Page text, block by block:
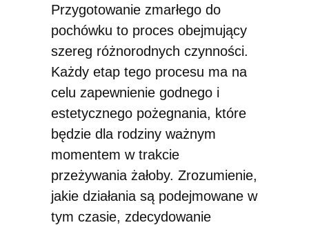
Przygotowanie zmarłego do
pochówku to proces obejmujący
szereg różnorodnych czynności.
Każdy etap tego procesu ma na
celu zapewnienie godnego i
estetycznego pożegnania, które
będzie dla rodziny ważnym
momentem w trakcie
przeżywania żałoby. Zrozumienie,
jakie działania są podejmowane w
tym czasie, zdecydowanie